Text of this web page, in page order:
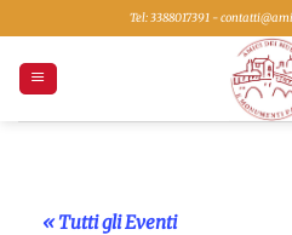
ai
contenuti
Tel: 3388017391 -
« Tutti gli Eventi